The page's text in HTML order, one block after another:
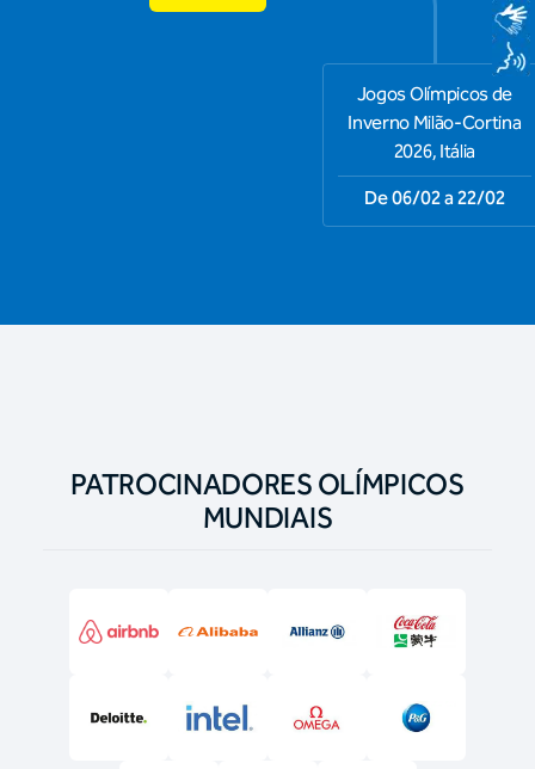
Jogos Olímpicos de
Inverno Milão-Cortina
2026, Itália
De 06/02 a 22/02
PATROCINADORES OLÍMPICOS
MUNDIAIS